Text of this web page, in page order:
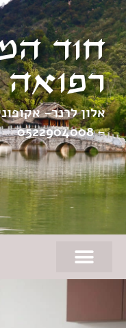
חוד
רפואה
אלון לרנר-
–
0522904008